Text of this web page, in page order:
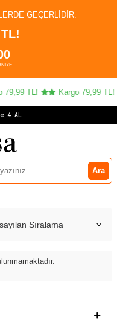
GEÇERLIDIR.
79,99 TL! Kargo 79,99 TL!
4 AL
Ara